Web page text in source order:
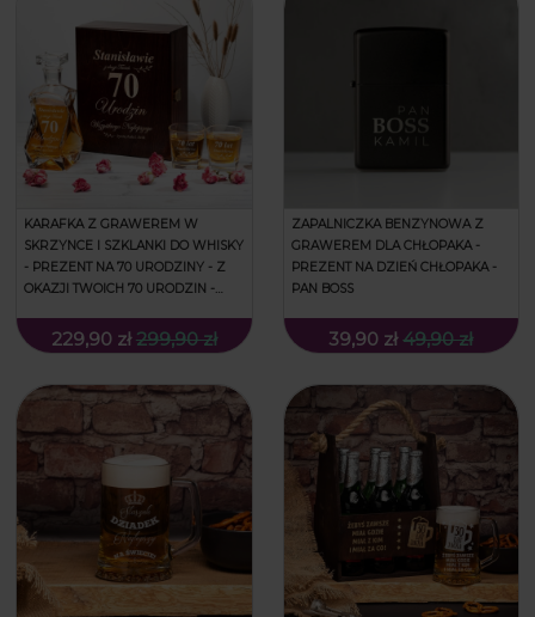
KARAFKA Z GRAWEREM W
SKRZYNCE I SZKLANKI DO WHISKY
- PREZENT NA 70 URODZINY - Z
OKAZJI TWOICH 70 URODZIN -
229,90 zł 299,90 zł
ZAPALNICZKA BENZYNOWA Z
GRAWEREM DLA CHŁOPAKA -
PREZENT NA DZIEŃ CHŁOPAKA -
PAN BOSS
39,90 zł 49,90 zł